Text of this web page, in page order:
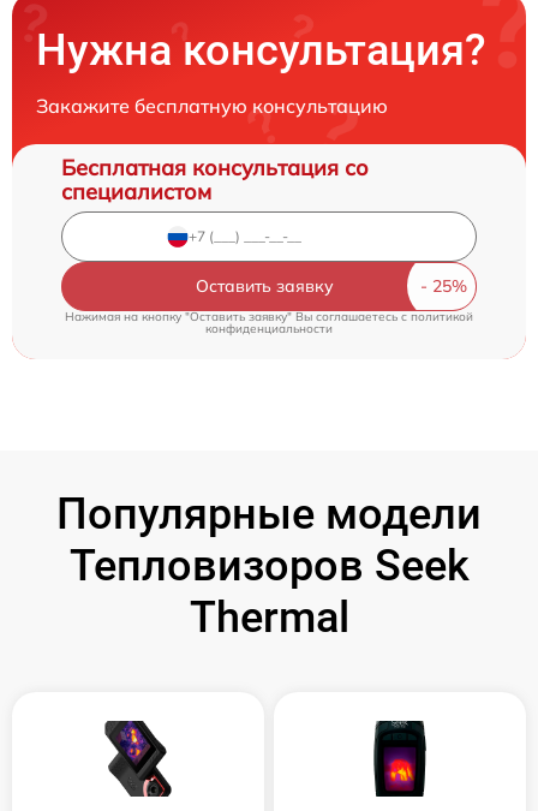
Нужна консультация?
Закажите бесплатную консультацию
Бесплатная консультация со
специалистом
Оставить заявку
Нажимая на кнопку "Оставить заявку" Вы соглашаетесь cполитикой
конфиденциальности
Популярные модели
Тепловизоров Seek
Thermal